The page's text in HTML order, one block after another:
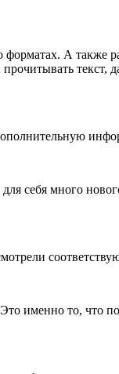
форматах. А также
текст,
себя много
именно то, что